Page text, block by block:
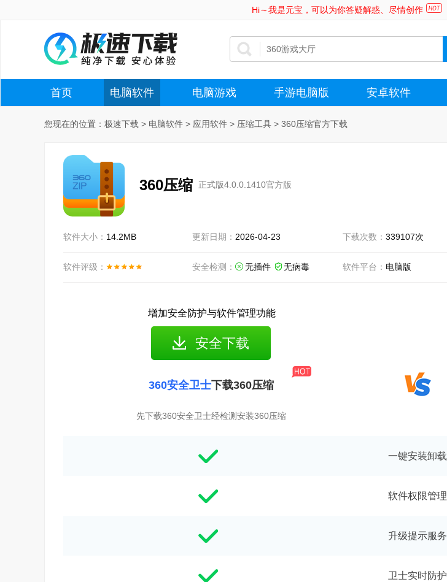
Hi～我是元宝，可以为你答疑解惑、尽情创作
首页 电脑软件 电脑游戏 手游电脑版 安卓软件
您现在的位置： 极速下载 > 电脑软件 > 应用软件 > 压缩工具 > 360压缩官方下载
360压缩 正式版4.0.0.1410官方版
软件大小： 14.2MB 更新日期： 2026-04-23 下载次数： 339107次
软件评级： 安全检测： 无插件 无病毒 软件平台： 电脑版
增加安全防护与软件管理功能
安全下载
360安全卫士下载360压缩
先下载360安全卫士经检测安装360压缩
一键安装卸载
软件权限管理
升级提示服务
卫士实时防护